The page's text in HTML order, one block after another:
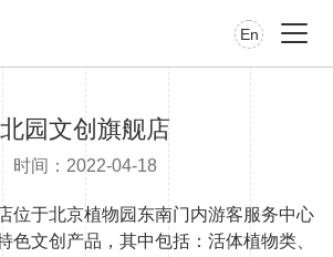
En
北园文创旗舰店
时间：2022-04-18
位于北京植物园东南门内游客服务中心
色文创产品，其中包括：活体植物类、